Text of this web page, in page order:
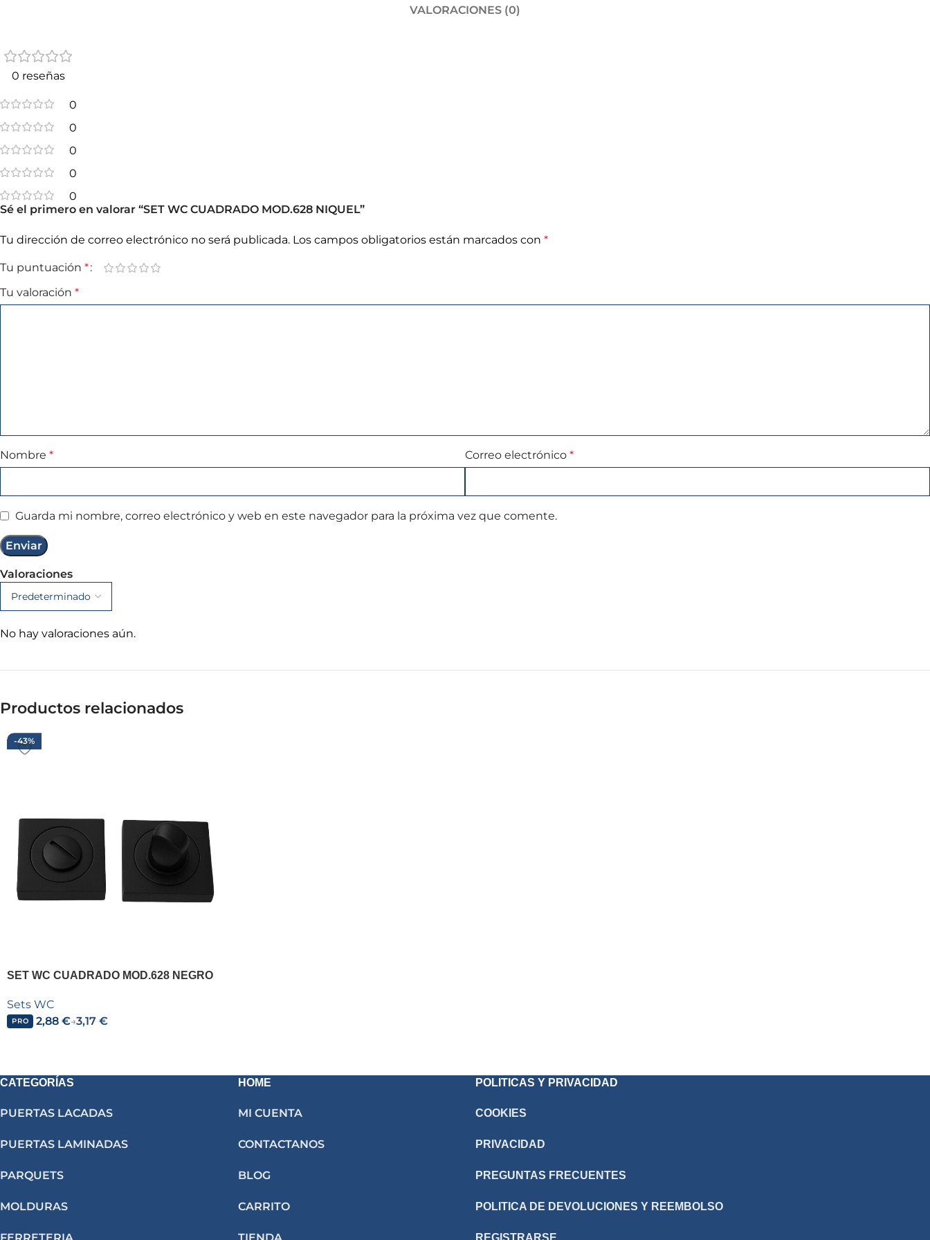
VALORACIONES (0)
0 reseñas
0
0
0
0
0
Valoraciones
No hay valoraciones aún.
Sé el primero en valorar “SET WC CUADRADO MOD.628 NIQUEL”
Tu dirección de correo electrónico no será publicada. Los campos obligatorios están marcados con *
Tu puntuación *
Tu valoración *
Nombre * Correo electrónico *
Guarda mi nombre, correo electrónico y web en este navegador para la próxima vez que comente.
Productos relacionados
-43%
SET WC CUADRADO MOD.628 NEGRO
Sets WC
PRO 2,88€→3,17€
CATEGORÍAS
PUERTAS LACADAS
PUERTAS LAMINADAS
PARQUETS
MOLDURAS
HOME
MI CUENTA
CONTACTANOS
BLOG
CARRITO
POLITICAS Y PRIVACIDAD
COOKIES
PRIVACIDAD
PREGUNTAS FRECUENTES
POLITICA DE DEVOLUCIONES Y REEMBOLSO
REGISTRARSE